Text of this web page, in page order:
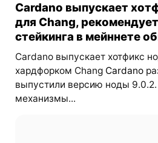
Cardano выпускает
для Chang,
стейкинга в мейннете
Cardano выпускает хотфикс
хардфорком Chang Cardano
выпустили версию ноды
механизмы...